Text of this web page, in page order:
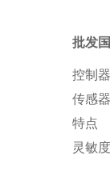
批发
控制
传感
特点
灵敏